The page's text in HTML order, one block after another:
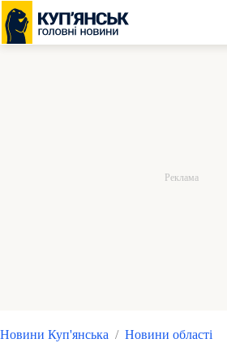
Перейти
до
вмісту
Новини Куп'янська / Новини області